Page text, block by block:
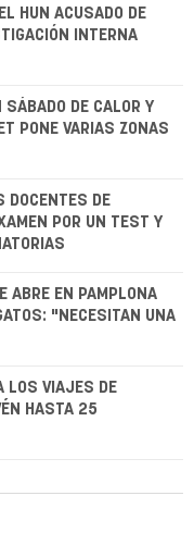
HUN ACUSADO DE
INTERNA
SÁBADO DE CALOR Y
PONE VARIAS ZONAS
DOCENTES DE
POR UN TEST Y
ABRE EN PAMPLONA
"NECESITAN UNA
LOS VIAJES DE
HASTA 25